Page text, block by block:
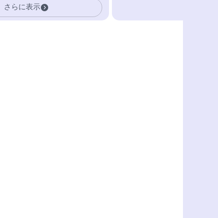
さらに表示